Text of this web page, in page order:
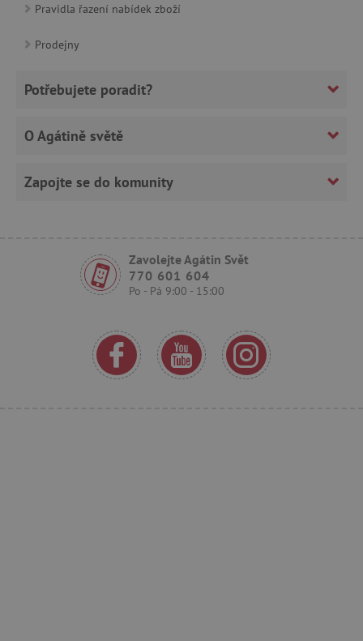
Pravidla řazení nabídek zboží
Prodejny
Potřebujete poradit?
O Agátině světě
Zapojte se do komunity
Zavolejte Agátin Svět
770 601 604
Po - Pá 9:00 - 15:00
Nezbytně nutné soubory cookie umožňují základní funkce
_lb_ccc
Google Privacy Policy